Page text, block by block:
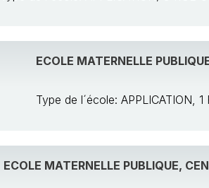
ECOLE MATERNELLE
Type de l´école: APPLICATION,
ECOLE MATERNELLE PUBLIQUE,